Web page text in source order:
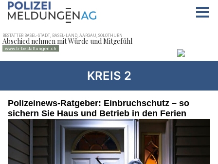
KREIS 2
Polizeinews-Ratgeber: Einbruchschutz – so
sichern Sie Haus und Betrieb in den Ferien